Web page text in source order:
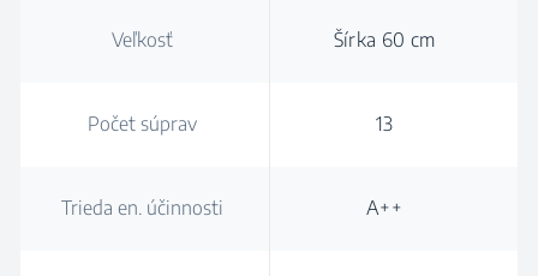
Veľkosť Šírka 60 cm
Počet súprav 13
Trieda en. účinnosti A++